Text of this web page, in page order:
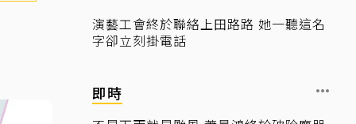
演藝工會終於聯絡上田路路 她一聽這名
字卻立刻掛電話
即時